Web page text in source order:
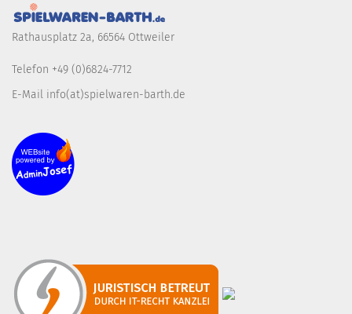
Rathausplatz 2a, 66564 Ottweiler
Telefon +49 (0)6824-7712
E-Mail info(at)spielwaren-barth.de